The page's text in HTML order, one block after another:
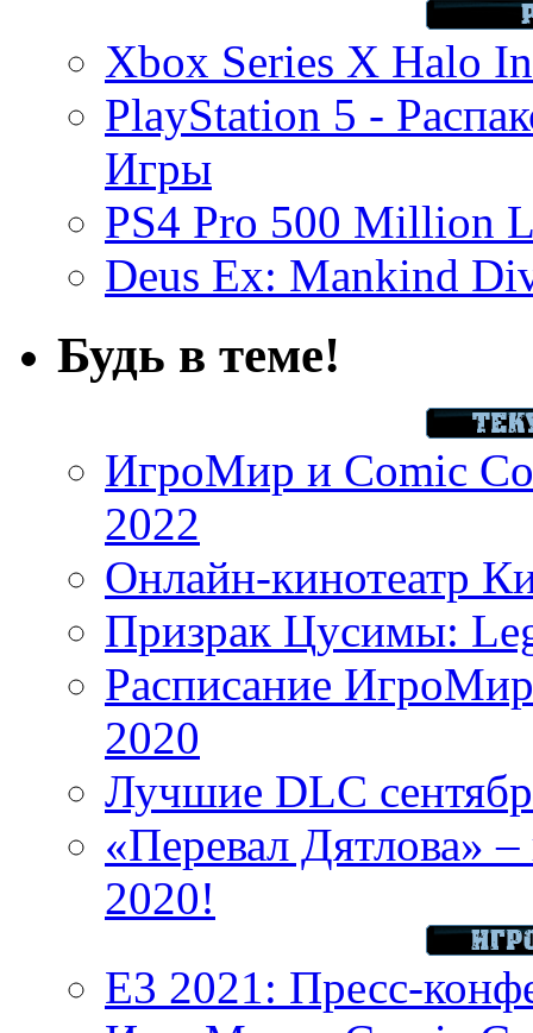
Xbox Series X Halo
PlayStation 5 -
Игры
PS4 Pro 500 Million
Deus Ex: Mankind
Будь в теме!
ИгроМир и Comic
2022
Онлайн-кинотеатр
Призрак Цусимы:
Расписание
2020
Лучшие DLC
«Перевал Дятлова»
2020!
E3 2021: Пресс-